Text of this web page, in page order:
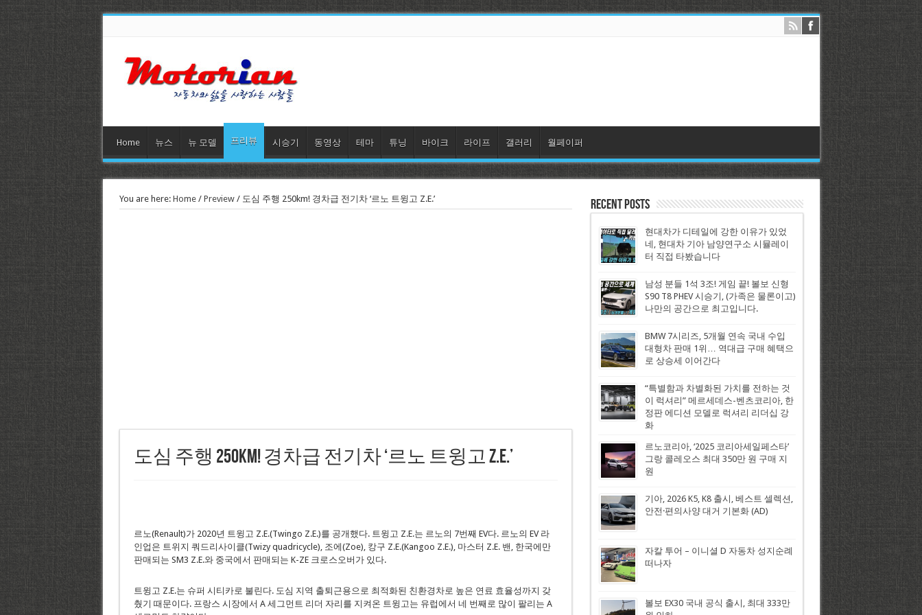
Home 뉴스 뉴 모델 프리뷰 시승기 동영상 테마 튜닝 바이크 라이프 갤러리 월페이퍼
You are here: Home/ Preview/ 도심 주행 250km! 경차급 전기차 ‘르노 트윙고 Z.E.’
도심 주행 250km! 경차급 전기차 ‘르노 트윙고 Z.E.’
르노(Renault)가 2020년 트윙고 Z.E.(Twingo Z.E.)를 공개했다. 트윙고 Z.E.는 르노의 7번째 EV다. 르노의 EV 라
인업은 트위지 쿼드리사이클(Twizy quadricycle), 조에(Zoe), 캉구 Z.E.(Kangoo Z.E.), 마스터 Z.E. 밴, 한국에만
판매되는 SM3 Z.E.와 중국에서 판매되는 K-ZE 크로스오버가 있다.
트윙고 Z.E.는 슈퍼 시티카로 불린다. 도심 지역 출퇴근용으로 최적화된 친환경차로 높은 연료 효율성까지 갖
췄기 때문이다. 프랑스 시장에서 A 세그먼트 리더 자리를 지켜온 트윙고는 유럽에서 네 번째로 많이 팔리는 A
Recent Posts
현대차가 디테일에 강한 이유가 있었
네, 현대차 기아 남양연구소 시뮬레이
터 직접 타봤습니다
남성 분들 1석 3조! 게임 끝! 볼보 신형
S90 T8 PHEV 시승기, (가족은 물론이고)
나만의 공간으로 최고입니다.
BMW 7시리즈, 5개월 연속 국내 수입
대형차 판매 1위… 역대급 구매 혜택으
로 상승세 이어간다
“특별함과 차별화된 가치를 전하는 것
이 럭셔리” 메르세데스-벤츠코리아, 한
정판 에디션 모델로 럭셔리 리더십 강
화
르노코리아, ‘2025 코리아세일페스타’
그랑 콜레오스 최대 350만 원 구매 지
원
기아, 2026 K5, K8 출시, 베스트 셀렉션,
안전·편의사양 대거 기본화 (AD)
자칼 투어 – 이니셜 D 자동차 성지순례
떠나자
볼보 EX30 국내 공식 출시, 최대 333만